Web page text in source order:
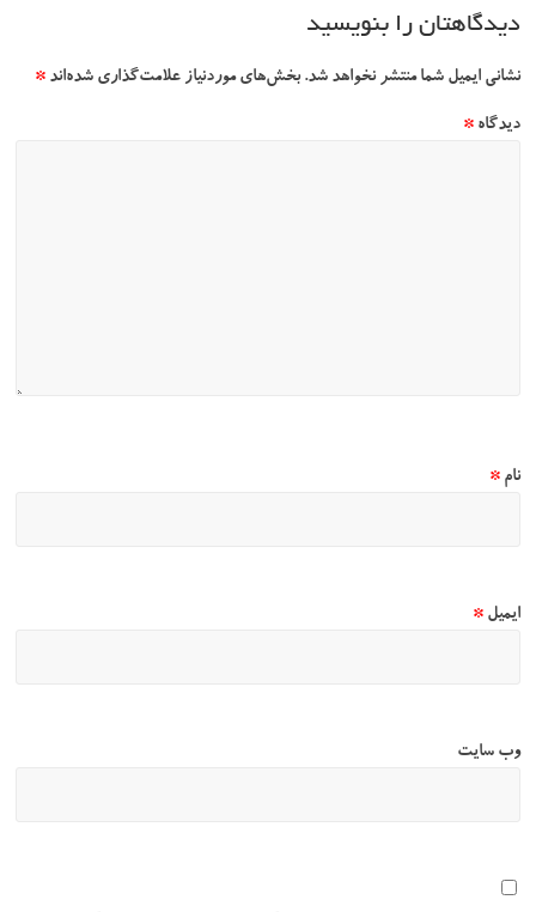
دیدگاهتان را بنویسید
نشانی ایمیل شما منتشر نخواهد شد. بخش‌های موردنیاز علامت‌گذاری شده‌اند*
دیدگاه*
نام*
ایمیل*
وب‌ سایت